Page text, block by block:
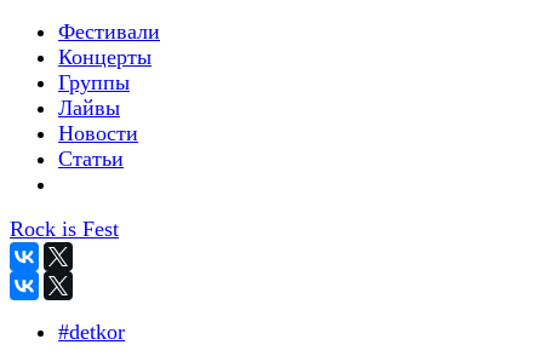
Фестивали
Концерты
Группы
Лайвы
Новости
Статьи
Rock is Fest
#detkor